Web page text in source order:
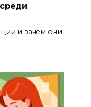
и зачем они